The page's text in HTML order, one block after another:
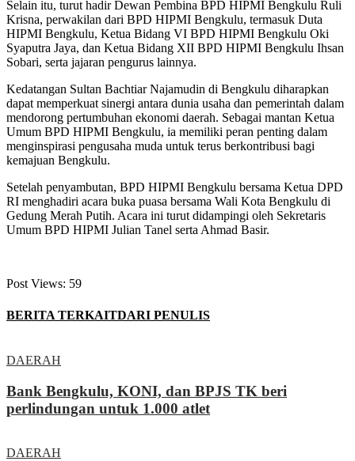
Selain itu, turut hadir Dewan Pembina BPD HIPMI Bengkulu Ruli
Krisna, perwakilan dari BPD HIPMI Bengkulu, termasuk Duta
HIPMI Bengkulu, Ketua Bidang VI BPD HIPMI Bengkulu Oki
Syaputra Jaya, dan Ketua Bidang XII BPD HIPMI Bengkulu Ihsan
Sobari, serta jajaran pengurus lainnya.
Kedatangan Sultan Bachtiar Najamudin di Bengkulu diharapkan
dapat memperkuat sinergi antara dunia usaha dan pemerintah dalam
mendorong pertumbuhan ekonomi daerah. Sebagai mantan Ketua
Umum BPD HIPMI Bengkulu, ia memiliki peran penting dalam
menginspirasi pengusaha muda untuk terus berkontribusi bagi
kemajuan Bengkulu.
Setelah penyambutan, BPD HIPMI Bengkulu bersama Ketua DPD
RI menghadiri acara buka puasa bersama Wali Kota Bengkulu di
Gedung Merah Putih. Acara ini turut didampingi oleh Sekretaris
Umum BPD HIPMI Julian Tanel serta Ahmad Basir.
Post Views: 59
BERITA TERKAITDARI PENULIS
DAERAH
Bank Bengkulu, KONI, dan BPJS TK beri
perlindungan untuk 1.000 atlet
DAERAH